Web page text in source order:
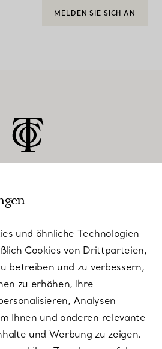
MELDEN SIE SICH AN
und ähnliche Technologien
Cookies von Drittparteien,
betreiben und zu verbessern,
zu erhöhen, Ihre
Analysen
Ihnen und anderen relevante
und Werbung zu zeigen.